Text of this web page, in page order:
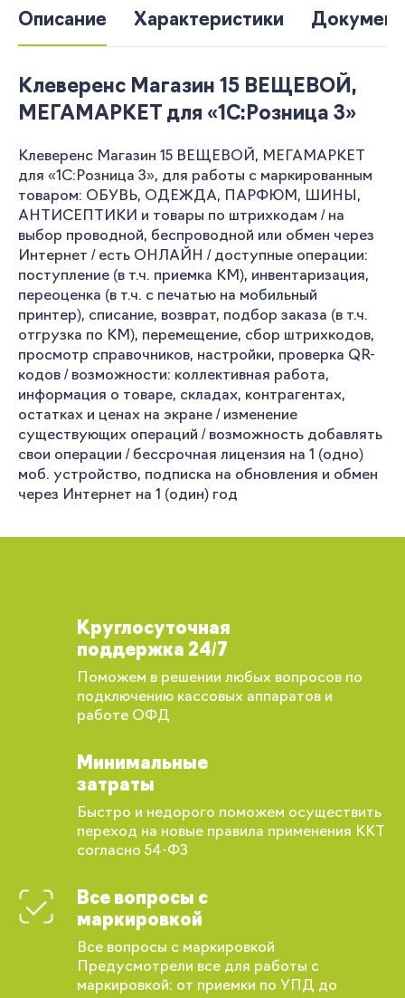
Описание Характеристики
Клеверенс Магазин 15 ВЕЩЕВОЙ,
МЕГАМАРКЕТ для «1С:Розница 3»
Клеверенс Магазин 15 ВЕЩЕВОЙ, МЕГАМАРКЕТ
для «1С:Розница 3», для работы с маркированным
товаром: ОБУВЬ, ОДЕЖДА, ПАРФЮМ, ШИНЫ,
АНТИСЕПТИКИ и товары по штрихкодам / на
выбор проводной, беспроводной или обмен через
Интернет / есть ОНЛАЙН / доступные операции:
поступление (в т.ч. приемка КМ), инвентаризация,
переоценка (в т.ч. с печатью на мобильный
принтер), списание, возврат, подбор заказа (в т.ч.
отгрузка по КМ), перемещение, сбор штрихкодов,
просмотр справочников, настройки, проверка QR-
кодов / возможности: коллективная работа,
информация о товаре, складах, контрагентах,
остатках и ценах на экране / изменение
существующих операций / возможность добавлять
свои операции / бессрочная лицензия на 1 (одно)
моб. устройство, подписка на обновления и обмен
через Интернет на 1 (один) год
Круглосуточная
поддержка 24/7
Поможем в решении любых вопросов по
подключению кассовых аппаратов и
работе ОФД
Минимальные
затраты
Быстро и недорого поможем осуществить
переход на новые правила применения ККТ
согласно 54-ФЗ
Все вопросы с
маркировкой
Все вопросы с маркировкой
Предусмотрели все для работы с
маркировкой: от приемки по УПД до
Вы сможете отслеживать статус своих